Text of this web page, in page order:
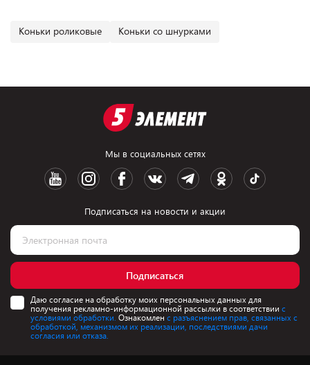
Коньки роликовые Коньки со шнурками
Мы в социальных сетях
Подписаться на новости и акции
Подписаться
Даю согласие на обработку моих персональных данных для
получения рекламно-информационной рассылки в соответствии с
условиями обработки. Ознакомлен с разъяснением прав, связанных с
обработкой, механизмом их реализации, последствиями дачи
согласия или отказа.